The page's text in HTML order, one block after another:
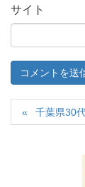
サイト
千葉県30